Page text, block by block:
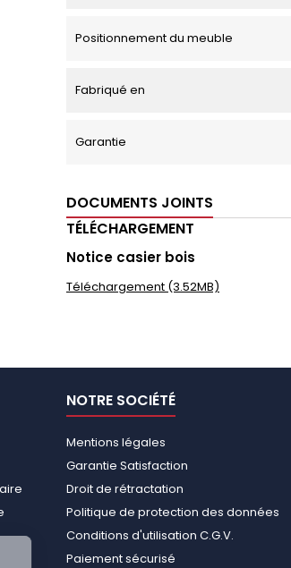
Positionnement du meuble
Fabriqué en
Garantie
DOCUMENTS JOINTS
TÉLÉCHARGEMENT
Notice casier bois
Téléchargement (3.52MB)
NOTRE SOCIÉTÉ
Mentions légales
Garantie Satisfaction
Droit de rétractation
Politique de protection des données
Conditions d'utilisation C.G.V.
Paiement sécurisé